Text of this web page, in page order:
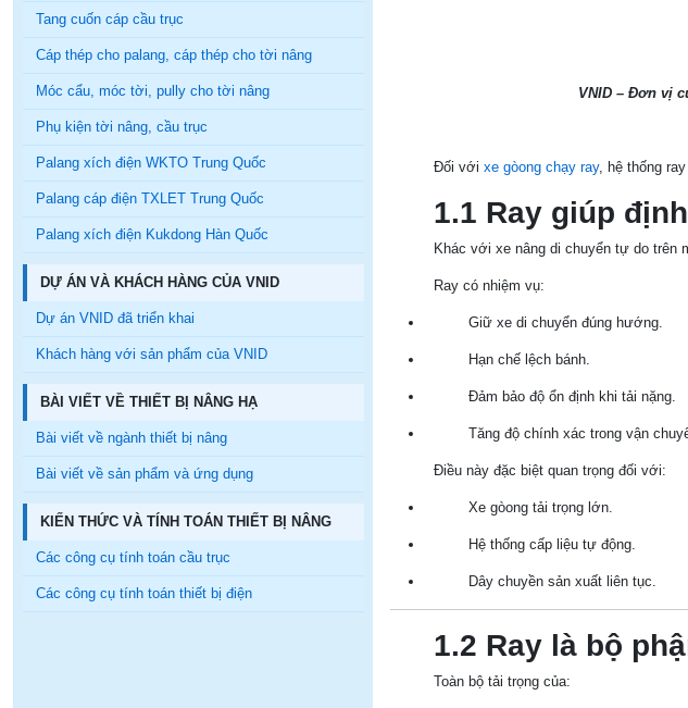
Tang cuốn cáp cầu trục
Cáp thép cho palang, cáp thép cho tời nâng
Móc cẩu, móc tời, pully cho tời nâng
Phụ kiện tời nâng, cầu trục
Palang xích điện WKTO Trung Quốc
Palang cáp điện TXLET Trung Quốc
Palang xích điện Kukdong Hàn Quốc
DỰ ÁN VÀ KHÁCH HÀNG CỦA VNID
Dự án VNID đã triển khai
Khách hàng với sản phẩm của VNID
BÀI VIẾT VỀ THIẾT BỊ NÂNG HẠ
Bài viết về ngành thiết bị nâng
Bài viết về sản phẩm và ứng dụng
KIẾN THỨC VÀ TÍNH TOÁN THIẾT BỊ NÂNG
Các công cụ tính toán cầu trục
Các công cụ tính toán thiết bị điện
VNID – Đơn vị
Đối với xe gòong chạy ray, hệ thống
1.1 Ray giúp
Khác với xe nâng di chuyển tự do trên
Ray có nhiệm vụ:
Giữ xe di chuyển đúng hướng.
Hạn chế lệch bánh.
Đảm bảo độ ổn định khi tải nặng.
Tăng độ chính xác trong vận
Điều này đặc biệt quan trọng đối với:
Xe gòong tải trọng lớn.
Hệ thống cấp liệu tự động.
Dây chuyền sản xuất liên tục.
1.2 Ray là bộ
Toàn bộ tải trọng của: